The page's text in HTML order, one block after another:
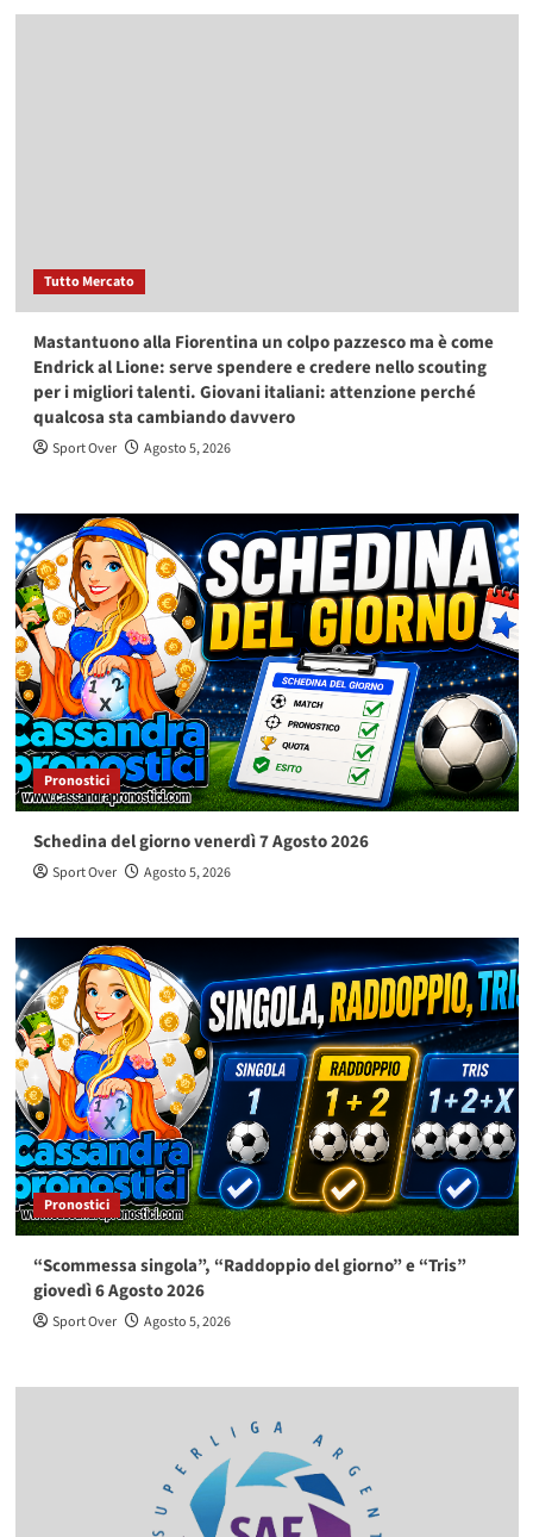
Tutto Mercato
Mastantuono alla Fiorentina un colpo pazzesco ma è come
Endrick al Lione: serve spendere e credere nello scouting
per i migliori talenti. Giovani italiani: attenzione perché
qualcosa sta cambiando davvero
Sport Over Agosto 5, 2026
Pronostici
Schedina del giorno venerdì 7 Agosto 2026
Sport Over Agosto 5, 2026
Pronostici
“Scommessa singola”, “Raddoppio del giorno” e “Tris”
giovedì 6 Agosto 2026
Sport Over Agosto 5, 2026